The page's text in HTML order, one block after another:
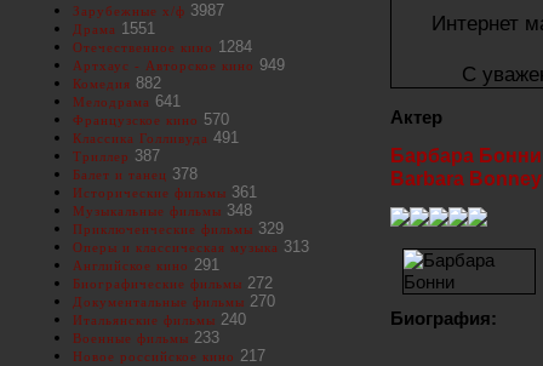
Интернет
С
Актер
Барбара Бонни
Barbara Bonney
Биография:
Зарубежные х/ф 3987
Драма 1551
Отечественное кино 1284
Артхаус - Авторское кино 949
Комедия 882
Мелодрама 641
Французское кино 570
Классика Голливуда 491
Триллер 387
Балет и танец 378
Исторические фильмы 361
Музыкальные фильмы 348
Приключенческие фильмы 329
Оперы и классическая музыка 313
Английское кино 291
Биографические фильмы 272
Документальные фильмы 270
Итальянские фильмы 240
Военные фильмы 233
Новое российское кино 217